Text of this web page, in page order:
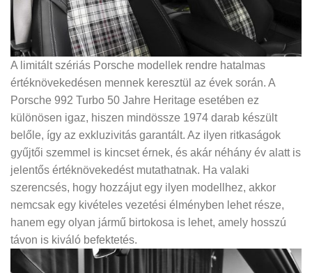
A limitált szériás Porsche modellek rendre hatalmas
értéknövekedésen mennek keresztül az évek során. A
Porsche 992 Turbo 50 Jahre Heritage esetében ez
különösen igaz, hiszen mindössze 1974 darab készült
belőle, így az exkluzivitás garantált. Az ilyen ritkaságok
gyűjtői szemmel is kincset érnek, és akár néhány év alatt is
jelentős értéknövekedést mutathatnak. Ha valaki
szerencsés, hogy hozzájut egy ilyen modellhez, akkor
nemcsak egy kivételes vezetési élményben lehet része,
hanem egy olyan jármű birtokosa is lehet, amely hosszú
távon is kiváló befektetés.